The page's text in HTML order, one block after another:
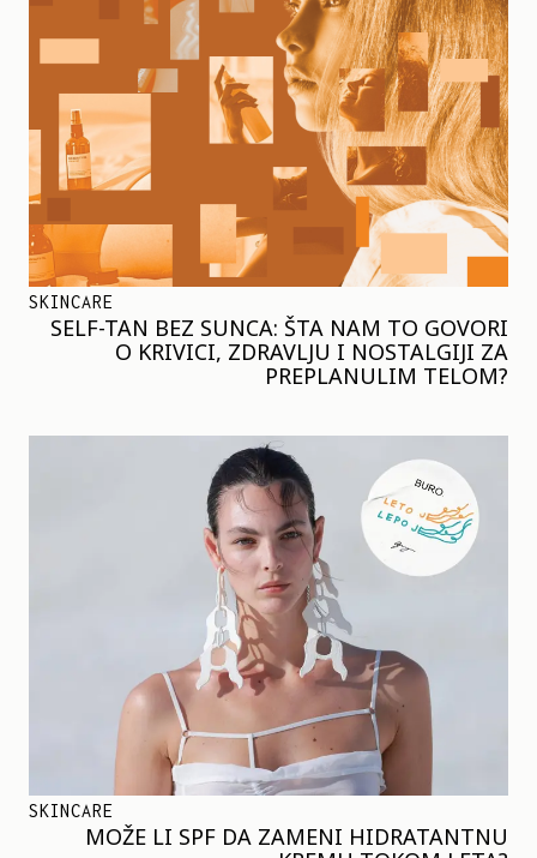
SKINCARE
SELF-TAN BEZ SUNCA: ŠTA NAM TO GOVORI
O KRIVICI, ZDRAVLJU I NOSTALGIJI ZA
PREPLANULIM TELOM?
SKINCARE
MOŽE LI SPF DA ZAMENI HIDRATANTNU